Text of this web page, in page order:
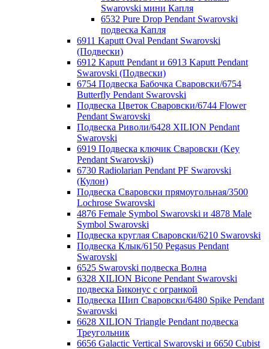
Swarovski мини Капля
6532 Pure Drop Pendant Swarovski
подвеска Капля
6911 Kaputt Oval Pendant Swarovski
(Подвески)
6912 Kaputt Pendant и 6913 Kaputt Pendant
Swarovski (Подвески)
6754 Подвеска Бабочка Сваровски/6754
Butterfly Pendant Swarovski
Подвеска Цветок Сваровски/6744 Flower
Pendant Swarovski
Подвеска Риволи/6428 XILION Pendant
Swarovski
6919 Подвеска ключик Сваровски (Key
Pendant Swarovski)
6730 Radiolarian Pendant PF Swarovski
(Кулон)
Подвеска Сваровски прямоугольная/3500
Lochrose Swarovski
4876 Female Symbol Swarovski и 4878 Male
Symbol Swarovski
Подвеска круглая Сваровски/6210 Swarovski
Подвеска Клык/6150 Pegasus Pendant
Swarovski
6525 Swarovski подвеска Волна
6328 XILION Bicone Pendant Swarovski
подвеска Биконус c огранкой
Подвеска Шип Сваровски/6480 Spike Pendant
Swarovski
6628 XILION Triangle Pendant подвеска
Треугольник
6656 Galactic Vertical Swarovski и 6650 Cubist